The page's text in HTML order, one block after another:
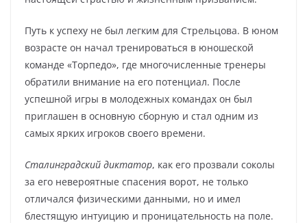
Путь к успеху не был легким для Стрельцова. В юном
возрасте он начал тренироваться в юношеской
команде «Торпедо», где многочисленные тренеры
обратили внимание на его потенциал. После
успешной игры в молодежных командах он был
приглашен в основную сборную и стал одним из
самых ярких игроков своего времени.
Сталинградский диктатор, как его прозвали соколы
за его невероятные спасения ворот, не только
отличался физическими данными, но и имел
блестящую интуицию и проницательность на поле.